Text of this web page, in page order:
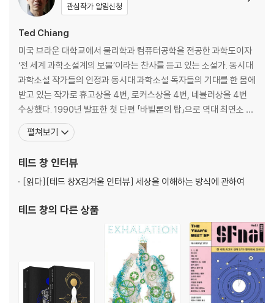
말카 올더, 「튼튼한 손전등과 사다리」
엘리스 솔라 김, 「이번 주를 기다리며」
한쑹, 「잠수함」
엘리자베스 베어, 「푹신한 가장자리」
소피아 레이, 「문에 얽힌 비밀 이야기」
폰다 리, 「딥페이크 여자 친구 만들었더니 부모님이 나 결혼하는 줄 알더라
(28세 남)」
찰리 제인 앤더스, 「아메리카 끝에 있는 서점」
2020 로커스상 단편 부문 수상작
관심작가 알림신청
Ted Chiang
미국 브라운 대학교에서 물리학과 컴퓨터공학을 전공한 과학도이자
‘전 세계 과학소설계의 보물’이라는 찬사를 듣고 있는 소설가. 동시대
과학소설 작가들의 인정과 동시대 과학소설 독자들의 기대를 한 몸에
받고 있는 작가로 휴고상을 4번, 로커스상을 4번, 네뷸러상을 4번
수상했다. 1990년 발표한 첫 단편 「바빌론의 탑」으로 역대 최연소 네
뷸러상 수상자라는 영예를 안았으며, 이후 발표하는 작품마다 스터
전상, 휴고상, 네뷸러상을 휩쓸며 평단과 독자들의 주목과 지지를 받
학 학술지 [네이처]에 게재됐다.
펼쳐보기
테드 창 인터뷰
[읽다][테드 창X김겨울 인터뷰] 세상을 이해하는 방식에 관하여
테드 창의 다른 상품